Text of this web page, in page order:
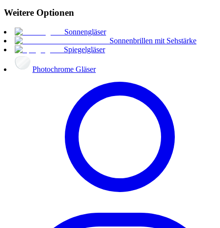
Weitere Optionen
Sonnengläser
Sonnenbrillen mit Sehstärke
Spiegelgläser
Photochrome Gläser